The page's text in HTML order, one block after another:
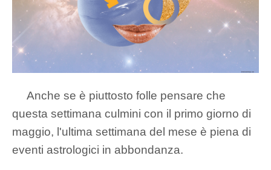
Anche se è piuttosto folle pensare che
questa settimana culmini con il primo giorno di
maggio, l'ultima settimana del mese è piena di
eventi astrologici in abbondanza.